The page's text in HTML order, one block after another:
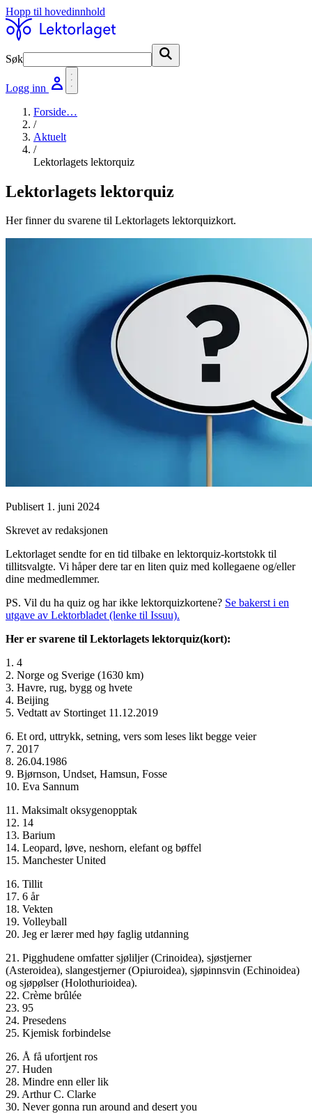
Hopp til hovedinnhold
Søk
Logg inn
Forside…
/
Aktuelt
/
Lektorlagets lektorquiz
Lektorlagets lektorquiz
Her finner du svarene til Lektorlagets lektorquizkort.
Publisert 1. juni 2024
Skrevet av redaksjonen
Lektorlaget sendte for en tid tilbake en lektorquiz-kortstokk til
tillitsvalgte. Vi håper dere tar en liten quiz med kollegaene og/eller
dine medmedlemmer.
PS. Vil du ha quiz og har ikke lektorquizkortene? Se bakerst i en
utgave av Lektorbladet (lenke til Issuu).
Her er svarene til Lektorlagets lektorquiz(kort):
1. 4
2. Norge og Sverige (1630 km)
3. Havre, rug, bygg og hvete
4. Beijing
5. Vedtatt av Stortinget 11.12.2019
6. Et ord, uttrykk, setning, vers som leses likt begge veier
7. 2017
8. 26.04.1986
9. Bjørnson, Undset, Hamsun, Fosse
10. Eva Sannum
11. Maksimalt oksygenopptak
12. 14
13. Barium
14. Leopard, løve, neshorn, elefant og bøffel
15. Manchester United
16. Tillit
17. 6 år
18. Vekten
19. Volleyball
20. Jeg er lærer med høy faglig utdanning
21. Pigghudene omfatter sjøliljer (Crinoidea), sjøstjerner
(Asteroidea), slangestjerner (Opiuroidea), sjøpinnsvin (Echinoidea)
og sjøpølser (Holothurioidea).
22. Crème brûlée
23. 95
24. Presedens
25. Kjemisk forbindelse
26. Å få ufortjent ros
27. Huden
28. Mindre enn eller lik
29. Arthur C. Clarke
30. Never gonna run around and desert you